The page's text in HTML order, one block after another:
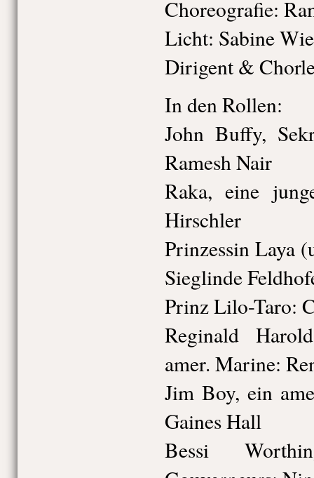
Choreografie:
Licht: Sabine
Dirigent &
In den Rollen:
John Buffy,
Ramesh Nair
Raka, eine
Hirschler
Prinzessin Laya
Sieglinde
Prinz Lilo-Taro:
Reginald
amer. Marine:
Jim Boy, ein
Gaines Hall
Bessi